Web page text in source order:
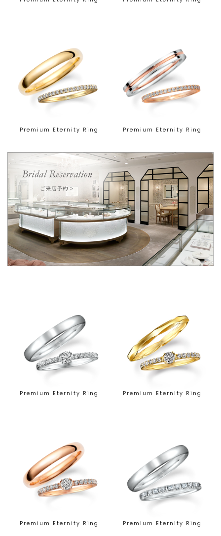
Premium Eternity Ring Premium Eternity Ring
Premium Eternity Ring Premium Eternity Ring
Premium Eternity Ring Premium Eternity Ring